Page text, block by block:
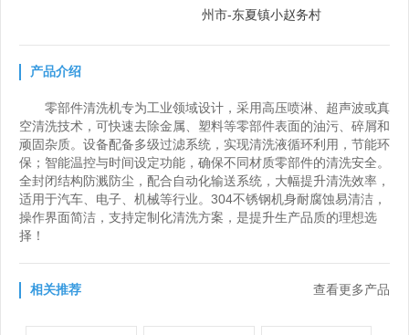
州市-东夏镇小赵务村
产品介绍
零部件清洗机专为工业领域设计，采用高压喷淋、超声波或真
空清洗技术，可快速去除金属、塑料等零部件表面的油污、碎屑和
顽固杂质。设备配备多级过滤系统，实现清洗液循环利用，节能环
保；智能温控与时间设定功能，确保不同材质零部件的清洗安全。
全封闭结构防溅防尘，配合自动化输送系统，大幅提升清洗效率，
适用于汽车、电子、机械等行业。304不锈钢机身耐腐蚀易清洁，
操作界面简洁，支持定制化清洗方案，是提升生产品质的理想选
择！
相关推荐 查看更多产品